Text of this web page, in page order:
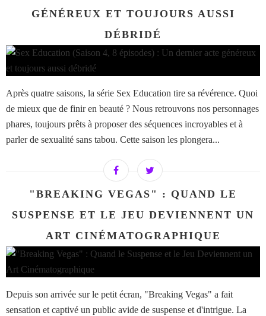
GÉNÉREUX ET TOUJOURS AUSSI
DÉBRIDÉ
Après quatre saisons, la série Sex Education tire sa révérence. Quoi
de mieux que de finir en beauté ? Nous retrouvons nos personnages
phares, toujours prêts à proposer des séquences incroyables et à
parler de sexualité sans tabou. Cette saison les plongera...
"BREAKING VEGAS" : QUAND LE
SUSPENSE ET LE JEU DEVIENNENT UN
ART CINÉMATOGRAPHIQUE
Depuis son arrivée sur le petit écran, "Breaking Vegas" a fait
sensation et captivé un public avide de suspense et d'intrigue. La